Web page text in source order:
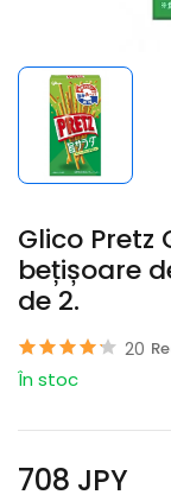
Glico
bețișoare
de 2.
20
În stoc
708 JPY